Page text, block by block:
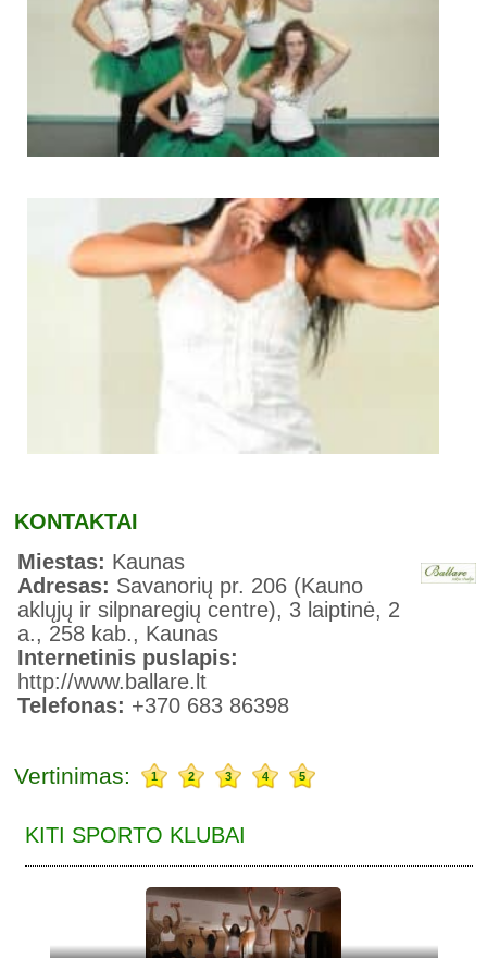
KONTAKTAI
Miestas: Kaunas
Adresas: Savanorių pr. 206 (Kauno
aklųjų ir silpnaregių centre), 3 laiptinė, 2
a., 258 kab., Kaunas
Internetinis puslapis:
http://www.ballare.lt
Telefonas: +370 683 86398
Vertinimas: 1 2 3 4 5
KITI SPORTO KLUBAI